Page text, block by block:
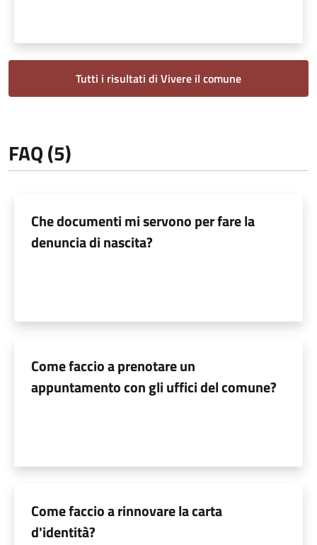
Tutti i risultati di Vivere il comune
FAQ (5)
Che documenti mi servono per fare la
denuncia di nascita?
Come faccio a prenotare un
appuntamento con gli uffici del comune?
Come faccio a rinnovare la carta
d'identità?